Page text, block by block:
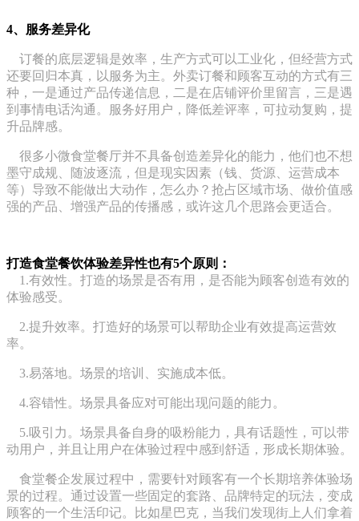
4、服务差异化
订餐的底层逻辑是效率，生产方式可以工业化，但经营方式
还要回归本真，以服务为主。外卖订餐和顾客互动的方式有三
种，一是通过产品传递信息，二是在店铺评价里留言，三是遇
到事情电话沟通。服务好用户，降低差评率，可拉动复购，提
升品牌感。
很多小微食堂餐厅并不具备创造差异化的能力，他们也不想
墨守成规、随波逐流，但是现实因素（钱、货源、运营成本
等）导致不能做出大动作，怎么办？抢占区域市场、做价值感
强的产品、增强产品的传播感，或许这几个思路会更适合。
打造食堂餐饮体验差异性也有5个原则：
1.有效性。打造的场景是否有用，是否能为顾客创造有效的
体验感受。
2.提升效率。打造好的场景可以帮助企业有效提高运营效
率。
3.易落地。场景的培训、实施成本低。
4.容错性。场景具备应对可能出现问题的能力。
5.吸引力。场景具备自身的吸粉能力，具有话题性，可以带
动用户，并且让用户在体验过程中感到舒适，形成长期体验。
食堂餐企发展过程中，需要针对顾客有一个长期培养体验场
景的过程。通过设置一些固定的套路、品牌特定的玩法，变成
顾客的一个生活印记。比如星巴克，当我们发现街上人们拿着